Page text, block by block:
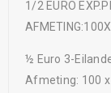
1/2 EURO
½ Euro 3-
Afmeting: 100